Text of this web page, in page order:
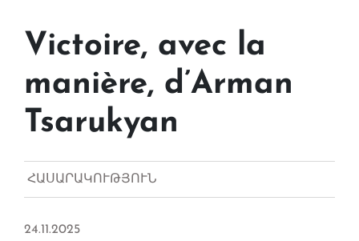
Victoire, avec la
manière, d’Arman
Tsarukyan
ՀԱՍԱՐԱԿՈՒԹՅՈՒՆ
24.11.2025